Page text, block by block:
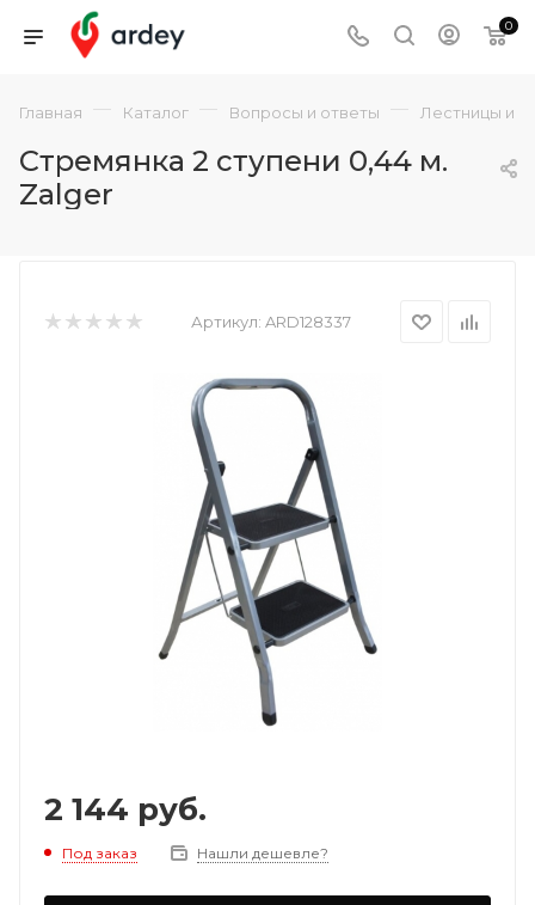
0
Главная — Каталог — Вопросы и ответы — Лестницы и
Стремянка 2 ступени 0,44 м.
Zalger
Артикул: ARD128337
2 144 руб.
Под заказ Нашли дешевле?